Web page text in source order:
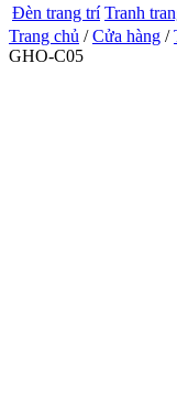
Đèn trang trí Tranh
Trang chủ /Cửa hàng /
GHO-C05